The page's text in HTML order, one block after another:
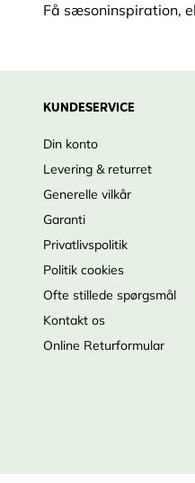
Få sæsoninspiration,
KUNDESERVICE
Din konto
Levering & returret
Generelle vilkår
Garanti
Privatlivspolitik
Politik cookies
Ofte stillede spørgsmål
Kontakt os
Online Returformular